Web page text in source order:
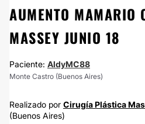
AUMENTO MAMARIO
MASSEY JUNIO 18
Paciente: AldyMC88
Monte Castro (Buenos Aires)
Realizado por Cirugía Plástica
(Buenos Aires)